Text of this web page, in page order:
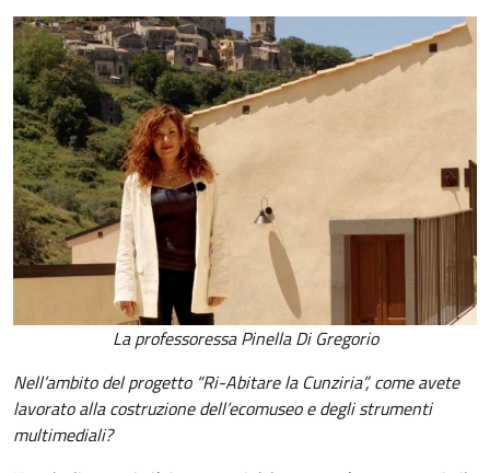
La professoressa Pinella Di Gregorio
Nell’ambito del progetto “Ri-Abitare la Cunziria”, come avete
lavorato alla costruzione dell’ecomuseo e degli strumenti
multimediali?